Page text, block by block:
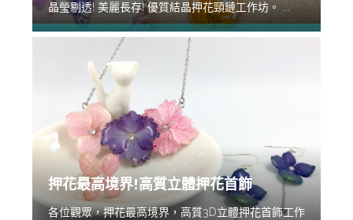
晶瑩剔透! 美麗長存! 優質結晶押花頸鏈工作坊。 ...
押花最高境界!高質立體押花首飾
各位觀眾，押花最高境界，高質3D立體押花首飾工作